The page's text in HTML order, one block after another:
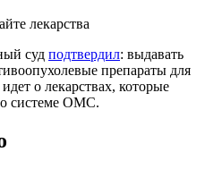
суд подтвердил: выдавать
препараты для
о лекарствах, которые
системе ОМС.